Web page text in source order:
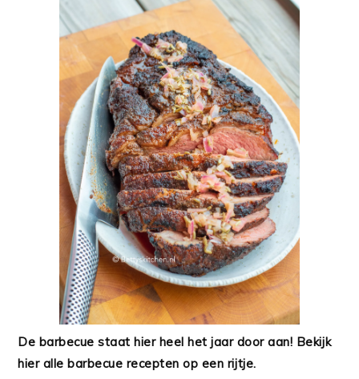
De barbecue staat hier heel het jaar door aan! Bekijk
hier alle barbecue recepten op een rijtje.